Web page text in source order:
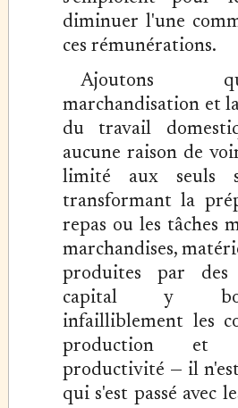
diminuer l'une
ces rémunérations.
Ajoutons
marchandisation et
du travail
aucune raison de
limité aux seuls
transformant la
repas ou les tâches
marchandises,
produites par des
capital y
infailliblement les
production
productivité — il
qui s'est passé avec